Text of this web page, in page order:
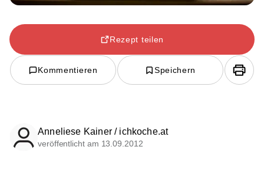
Rezept teilen
Kommentieren Speichern
Anneliese Kainer / ichkoche.at
veröffentlicht am 13.09.2012